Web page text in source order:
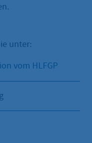
unter:
vom HLFGP